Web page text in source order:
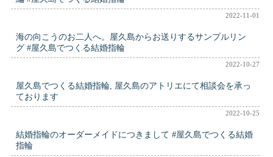
2022-11-01
海の向こうのお二人へ。屋久島からお送りするサンプルリン
グ #屋久島でつくる結婚指輪
2022-10-27
屋久島でつくる結婚指輪, 屋久島のアトリエにて相談会を承っ
ております
2022-10-25
結婚指輪のオーダーメイドにつきまして #屋久島でつくる結婚
指輪